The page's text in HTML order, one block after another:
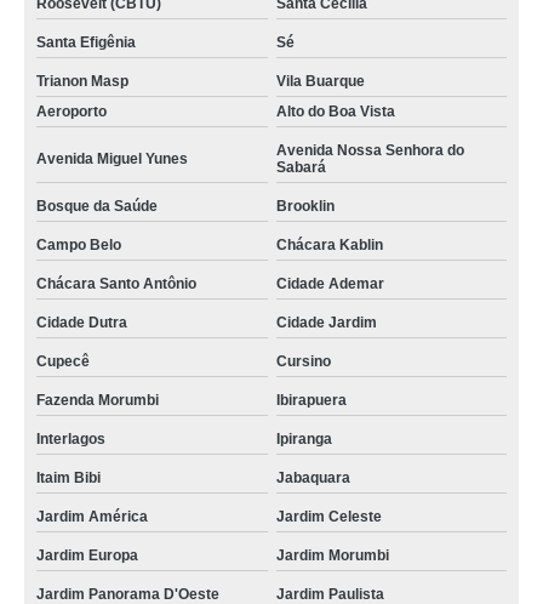
Roosevelt (CBTU) Santa Cecília
Santa Efigênia Sé
Trianon Masp
Vila Buarque
Aeroporto
Alto do Boa Vista
Avenida Miguel Yunes
Avenida Nossa Senhora do
Sabará
Bosque da Saúde Brooklin
Campo Belo Chácara Kablin
Chácara Santo Antônio Cidade Ademar
Cidade Dutra Cidade Jardim
Cupecê Cursino
Fazenda Morumbi Ibirapuera
Interlagos Ipiranga
Itaim Bibi Jabaquara
Jardim América Jardim Celeste
Jardim Europa Jardim Morumbi
Jardim Panorama D'Oeste Jardim Paulista